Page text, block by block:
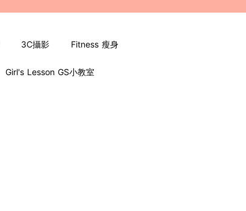
3C攝影 Fitness 瘦身
Girl's Lesson GS小教室